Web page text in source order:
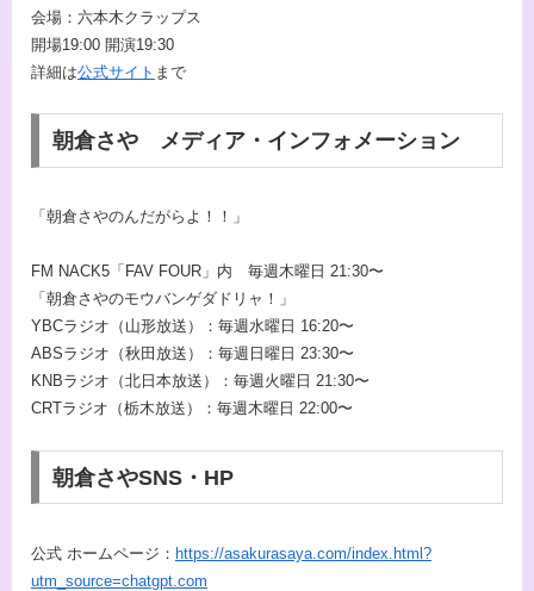
会場：六本木クラップス
開場19:00 開演19:30
詳細は公式サイト まで
朝倉さや メディア・インフォメーション
「朝倉さやのんだがらよ！！」
FM NACK5「FAV FOUR」内 毎週木曜日 21:30〜
「朝倉さやのモウバンゲダドリャ！」
YBCラジオ（山形放送）：毎週水曜日 16:20〜
ABSラジオ（秋田放送）：毎週日曜日 23:30〜
KNBラジオ（北日本放送）：毎週火曜日 21:30〜
CRTラジオ（栃木放送）：毎週木曜日 22:00〜
朝倉さやSNS・HP
公式 ホームページ： https://asakurasaya.com/index.html?
utm_source=chatgpt.com